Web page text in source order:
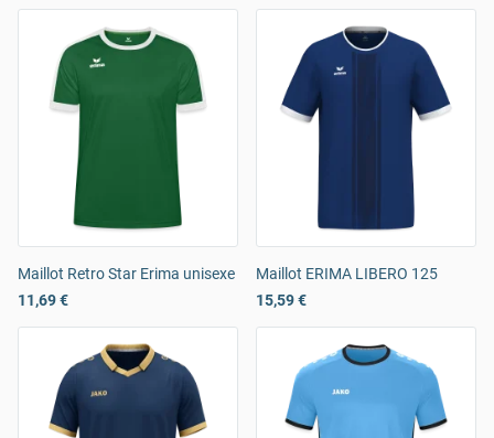
Maillot Retro Star Erima unisexe
11,69 €
Maillot ERIMA LIBERO 125
15,59 €